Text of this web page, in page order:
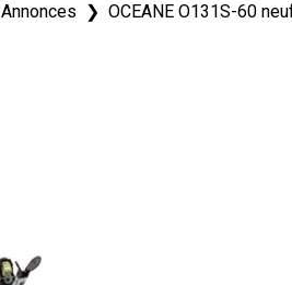
Annonces OCEANE O131S-60